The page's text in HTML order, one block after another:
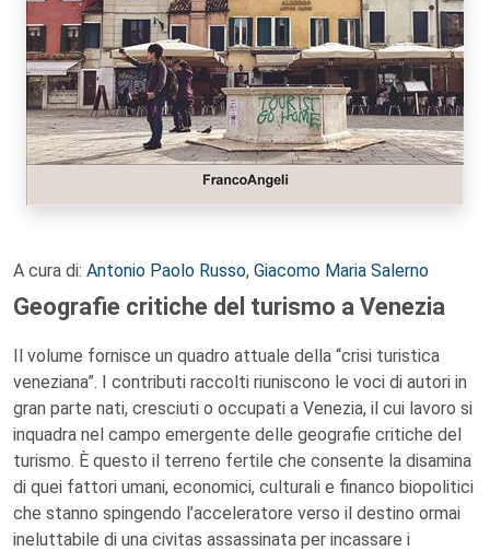
A cura di: Antonio Paolo Russo, Giacomo Maria Salerno
Geografie critiche del turismo a Venezia
Il volume fornisce un quadro attuale della “crisi turistica
veneziana”. I contributi raccolti riuniscono le voci di autori in
gran parte nati, cresciuti o occupati a Venezia, il cui lavoro si
inquadra nel campo emergente delle geografie critiche del
turismo. È questo il terreno fertile che consente la disamina
di quei fattori umani, economici, culturali e financo biopolitici
che stanno spingendo l’acceleratore verso il destino ormai
ineluttabile di una civitas assassinata per incassare i